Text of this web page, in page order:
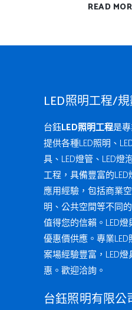
READ
LED照明工程/
台鈺LED照明工程是
提供各種LED照明、
具、LED燈管、LED燈
工程，具備豐富的
應用經驗，包括商業
明、公共空間等不同
值得您的信賴。LED燈
優惠價供應。專業
案場經驗豐富，LED
惠。歡迎洽詢。
台鈺照明有限公